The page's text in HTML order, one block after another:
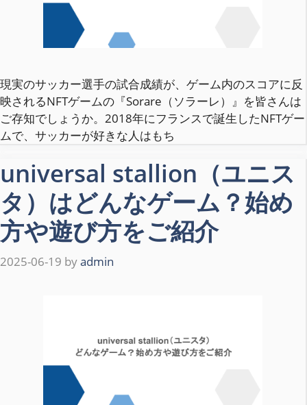
現実のサッカー選手の試合成績が、ゲーム内のスコアに反
映されるNFTゲームの『Sorare（ソラーレ）』を皆さんは
ご存知でしょうか。2018年にフランスで誕生したNFTゲー
ムで、サッカーが好きな人はもち
universal stallion（ユニス
タ）はどんなゲーム？始め
方や遊び方をご紹介
2025-06-19 byadmin